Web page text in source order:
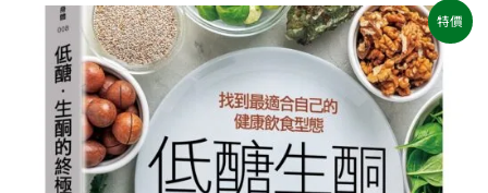
特價
原
始
價
格：
NT$500。
目
前
價
格：
NT$395。